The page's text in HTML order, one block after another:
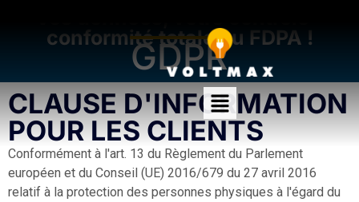
conformité totale au FDPA !
GDPR
CLAUSE D'INFORMATION
POUR LES CLIENTS
Conformément à l'art. 13 du Règlement du Parlement
européen et du Conseil (UE) 2016/679 du 27 avril 2016
relatif à la protection des personnes physiques à l'égard du